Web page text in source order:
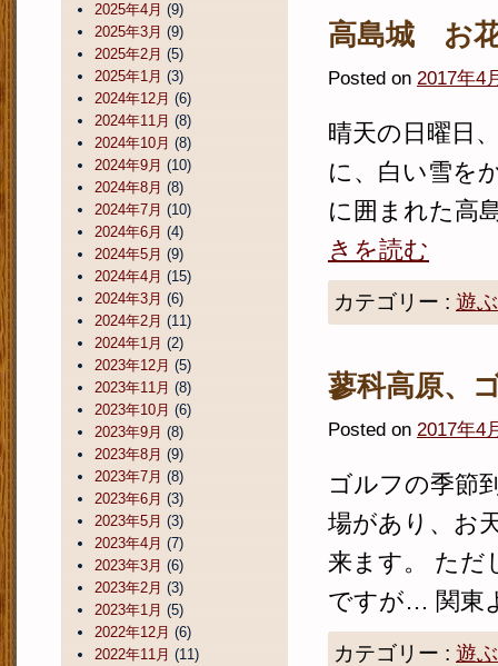
高島城 お
Posted on 2017年4
晴天の日曜日
に、白い雪を
に囲まれた
きを読む
カテゴリー : 遊ぶ
蓼科高原、
Posted on 2017年4
ゴルフの季節
場があり、お
来ます。 ただ
ですが… 関東
カテゴリー : 遊ぶ
2025年4月 (9)
2025年3月 (9)
2025年2月 (5)
2025年1月 (3)
2024年12月 (6)
2024年11月 (8)
2024年10月 (8)
2024年9月 (10)
2024年8月 (8)
2024年7月 (10)
2024年6月 (4)
2024年5月 (9)
2024年4月 (15)
2024年3月 (6)
2024年2月 (11)
2024年1月 (2)
2023年12月 (5)
2023年11月 (8)
2023年10月 (6)
2023年9月 (8)
2023年8月 (9)
2023年7月 (8)
2023年6月 (3)
2023年5月 (3)
2023年4月 (7)
2023年3月 (6)
2023年2月 (3)
2023年1月 (5)
2022年12月 (6)
2022年11月 (11)